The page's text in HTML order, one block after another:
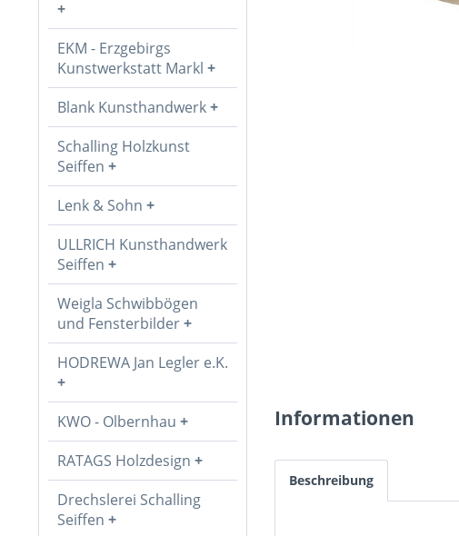
EKM - Erzgebirgs
Kunstwerkstatt Markl
Blank Kunsthandwerk
Schalling Holzkunst
Seiffen
Lenk & Sohn
ULLRICH Kunsthandwerk
Seiffen
Weigla Schwibbögen
und Fensterbilder
HODREWA Jan Legler e.K.
KWO - Olbernhau
RATAGS Holzdesign
Drechslerei Schalling
Seiffen
Informationen
Beschreibung